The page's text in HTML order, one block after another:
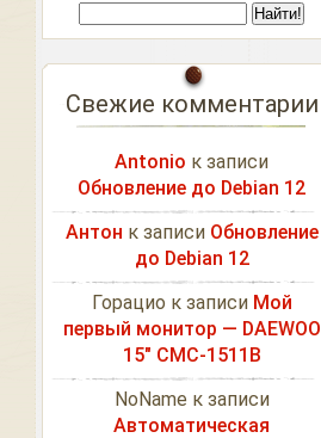
Свежие комментарии
Antonio к записи
Обновление до Debian 12
Антон к записи Обновление
до Debian 12
Горацио к записи Мой
первый монитор — DAEWOO
15″ CMC-1511B
NoName к записи
Автоматическая